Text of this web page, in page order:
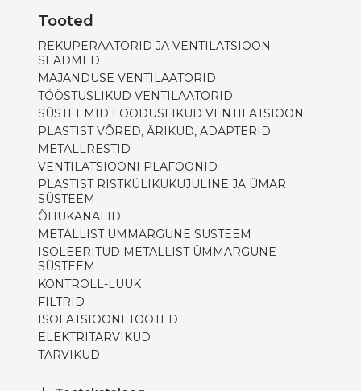
Tooted
REKUPERAATORID JA VENTILATSIOON
SEADMED
MAJANDUSE VENTILAATORID
TÖÖSTUSLIKUD VENTILAATORID
SÜSTEEMID LOODUSLIKUD VENTILATSIOON
PLASTIST VÕRED, ÄRIKUD, ADAPTERID
METALLRESTID
VENTILATSIOONI PLAFOONID
PLASTIST RISTKÜLIKUKUJULINE JA ÜMAR
SÜSTEEM
ÕHUKANALID
METALLIST ÜMMARGUNE SÜSTEEM
ISOLEERITUD METALLIST ÜMMARGUNE
SÜSTEEM
KONTROLL-LUUK
FILTRID
ISOLATSIOONI TOOTED
ELEKTRITARVIKUD
TARVIKUD